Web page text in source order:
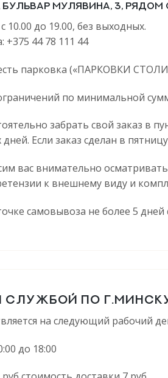
бульвар Мулявина, 3, рядом
до 19.00, без выходных.
+375 44 78 111 44
парковка («ПАРКОВКИ
по минимальной
забрать свой заказ в
Если заказ сделан в
вас внимательно
к внешнему виду и
самовывоза не более 5
СЛУЖБОЙ ПО
на следующий рабочий
до 18:00